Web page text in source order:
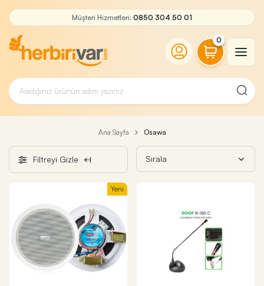
Müşteri Hizmetleri: 0850 304 50 01
0
Ana Sayfa Osawa
Filtreyi Gizle
Yeni